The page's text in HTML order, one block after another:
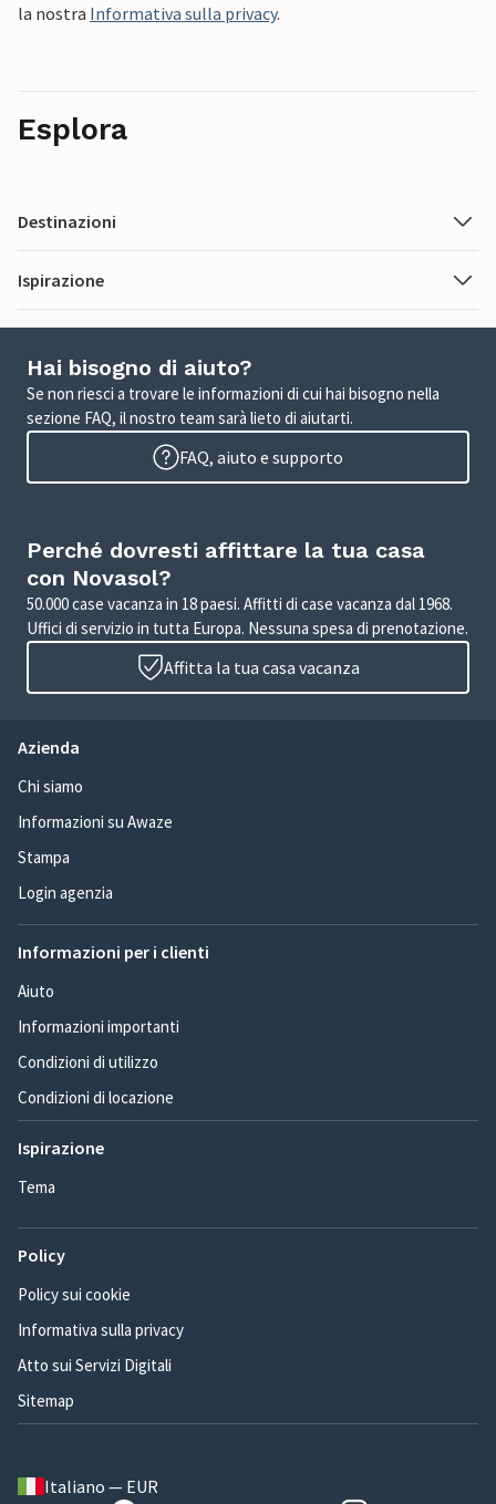
la nostra Informativa sulla privacy.
Esplora
Destinazioni
Ispirazione
Hai bisogno di aiuto?
Se non riesci a trovare le informazioni di cui hai bisogno nella
sezione FAQ, il nostro team sarà lieto di aiutarti.
FAQ, aiuto e supporto
Perché dovresti affittare la tua casa
con Novasol?
50.000 case vacanza in 18 paesi. Affitti di case vacanza dal 1968.
Uffici di servizio in tutta Europa. Nessuna spesa di prenotazione.
Affitta la tua casa vacanza
Azienda
Chi siamo
Informazioni su Awaze
Stampa
Login agenzia
Informazioni per i clienti
Aiuto
Informazioni importanti
Condizioni di utilizzo
Condizioni di locazione
Ispirazione
Tema
Policy
Policy sui cookie
Informativa sulla privacy
Atto sui Servizi Digitali
Sitemap
Italiano — EUR